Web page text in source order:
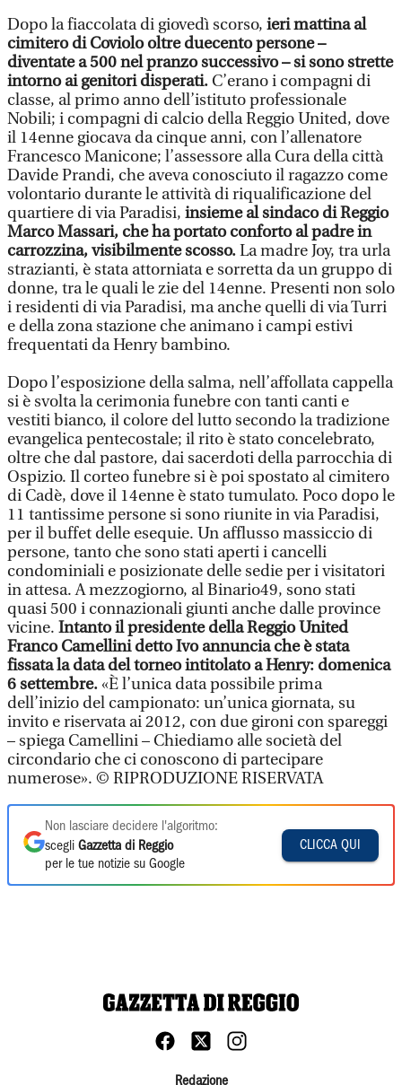
Dopo la fiaccolata di giovedì scorso, ieri mattina al
cimitero di Coviolo oltre duecento persone –
diventate a 500 nel pranzo successivo – si sono strette
intorno ai genitori disperati. C’erano i compagni di
classe, al primo anno dell’istituto professionale
Nobili; i compagni di calcio della Reggio United, dove
il 14enne giocava da cinque anni, con l’allenatore
Francesco Manicone; l’assessore alla Cura della città
Davide Prandi, che aveva conosciuto il ragazzo come
volontario durante le attività di riqualificazione del
quartiere di via Paradisi, insieme al sindaco di Reggio
Marco Massari, che ha portato conforto al padre in
carrozzina, visibilmente scosso.La madre Joy, tra urla
strazianti, è stata attorniata e sorretta da un gruppo di
donne, tra le quali le zie del 14enne. Presenti non solo
i residenti di via Paradisi, ma anche quelli di via Turri
e della zona stazione che animano i campi estivi
frequentati da Henry bambino.
Dopo l’esposizione della salma, nell’affollata cappella
si è svolta la cerimonia funebre con tanti canti e
vestiti bianco, il colore del lutto secondo la tradizione
evangelica pentecostale; il rito è stato concelebrato,
oltre che dal pastore, dai sacerdoti della parrocchia di
Ospizio. Il corteo funebre si è poi spostato al cimitero
di Cadè, dove il 14enne è stato tumulato. Poco dopo le
11 tantissime persone si sono riunite in via Paradisi,
per il buffet delle esequie. Un afflusso massiccio di
persone, tanto che sono stati aperti i cancelli
condominiali e posizionate delle sedie per i visitatori
in attesa. A mezzogiorno, al Binario49, sono stati
quasi 500 i connazionali giunti anche dalle province
vicine. Intanto il presidente della Reggio United
Franco Camellini detto Ivo annuncia che è stata
fissata la data del torneo intitolato a Henry: domenica
6 settembre.«È l’unica data possibile prima
dell’inizio del campionato: un’unica giornata, su
invito e riservata ai 2012, con due gironi con spareggi
– spiega Camellini – Chiediamo alle società del
circondario che ci conoscono di partecipare
numerose». © RIPRODUZIONE RISERVATA
Non lasciare decidere l'algoritmo:
scegli Gazzetta di Reggio
per le tue notizie su Google
CLICCA QUI
Redazione